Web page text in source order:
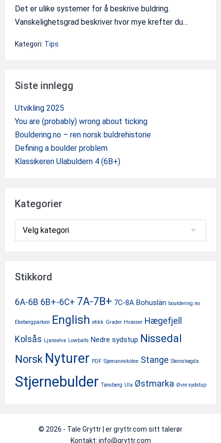
Det er ulike systemer for å beskrive buldring.
Vanskelighetsgrad beskriver hvor mye krefter du…
Kategori: Tips
Siste innlegg
Utvikling 2025
You are (probably) wrong about ticking
Bouldering.no – ren norsk buldrehistorie
Defining a boulder problem
Klassikeren Ulabuldern 4 (6B+)
Kategorier
Kategorier
Stikkord
6A-6B 6B+-6C+ 7A-7B+ 7C-8A Bohuslän bouldering.no
Ekebergparken English etikk Grader Hvasser Hægefjell
Kolsås Ljanselva Lowballs Nedre sydstup Nissedal
Norsk Nyturer PDF Sjømannskolen Stange Steinshøgda
Stjernebulder Tønsberg Ula Østmarka Øvre sydstup
© 2026 - Tale Gryttr | er gryttr.com sitt talerør
Kontakt: info@gryttr.com